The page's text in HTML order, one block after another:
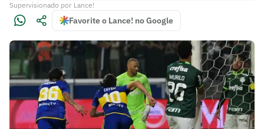
Supervisionado por Lance!
Favorite o Lance! no Google